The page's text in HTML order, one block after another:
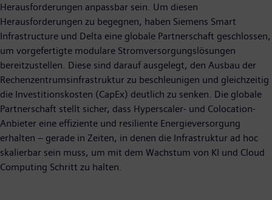
Herausforderungen anpassbar sein. Um diesen
Herausforderungen zu begegnen, haben Siemens Smart
Infrastructure und Delta eine globale Partnerschaft geschlossen,
um vorgefertigte modulare Stromversorgungslösungen
bereitzustellen. Diese sind darauf ausgelegt, den Ausbau der
Rechenzentrumsinfrastruktur zu beschleunigen und gleichzeitig
die Investitionskosten (CapEx) deutlich zu senken. Die globale
Partnerschaft stellt sicher, dass Hyperscaler- und Colocation-
Anbieter eine effiziente und resiliente Energieversorgung
erhalten – gerade in Zeiten, in denen die Infrastruktur ad hoc
skalierbar sein muss, um mit dem Wachstum von KI und Cloud
Computing Schritt zu halten.